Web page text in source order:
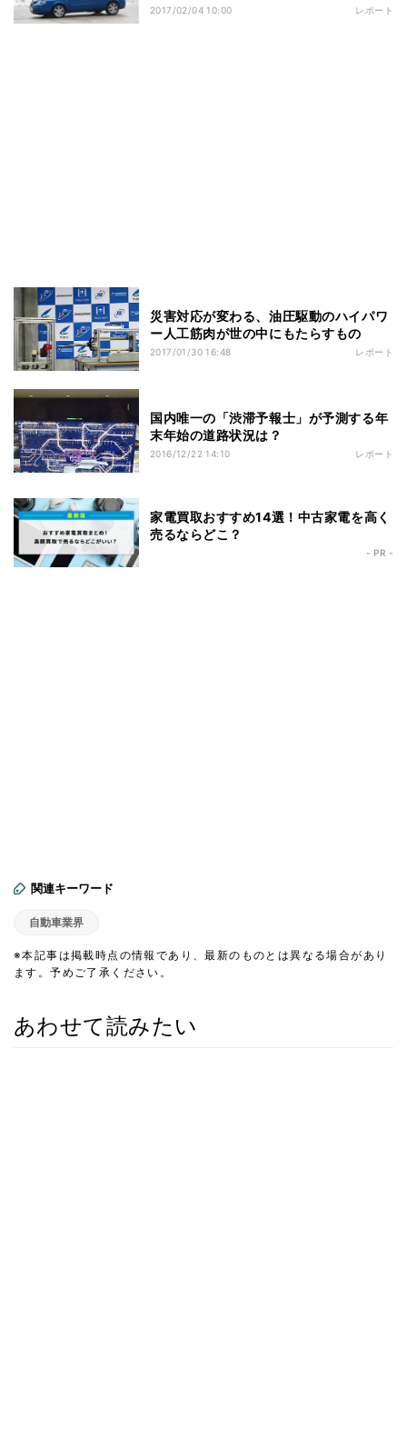
2017/02/04 10:00 レポート
災害対応が変わる、油圧駆動のハイパワ
ー人工筋肉が世の中にもたらすもの
2017/01/30 16:48 レポート
国内唯一の「渋滞予報士」が予測する年
末年始の道路状況は？
2016/12/22 14:10 レポート
家電買取おすすめ14選！中古家電を高く
売るならどこ？
- PR -
関連キーワード
自動車業界
※本記事は掲載時点の情報であり、最新のものとは異なる場合があり
ます。予めご了承ください。
あわせて読みたい